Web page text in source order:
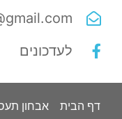
לעדכונים
דף הבית אבחון